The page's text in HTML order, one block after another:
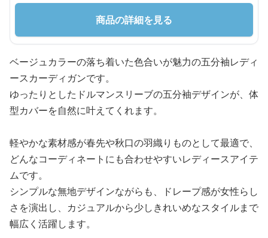
商品の詳細を見る
ベージュカラーの落ち着いた色合いが魅力の五分袖レディ
ースカーディガンです。
ゆったりとしたドルマンスリーブの五分袖デザインが、体
型カバーを自然に叶えてくれます。
軽やかな素材感が春先や秋口の羽織りものとして最適で、
どんなコーディネートにも合わせやすいレディースアイテ
ムです。
シンプルな無地デザインながらも、ドレープ感が女性らし
さを演出し、カジュアルから少しきれいめなスタイルまで
幅広く活躍します。